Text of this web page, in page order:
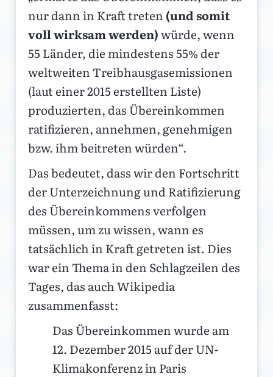
nur dann in Kraft treten (und somit
voll wirksam werden)würde, wenn
55 Länder, die mindestens 55% der
weltweiten Treibhausgasemissionen
(laut einer 2015 erstellten Liste)
produzierten, das Übereinkommen
ratifizieren, annehmen, genehmigen
bzw. ihm beitreten würden“.
Das bedeutet, dass wir den Fortschritt
der Unterzeichnung und Ratifizierung
des Übereinkommens verfolgen
müssen, um zu wissen, wann es
tatsächlich in Kraft getreten ist. Dies
war ein Thema in den Schlagzeilen des
Tages, das auch Wikipedia
zusammenfasst:
Das Übereinkommen wurde am
12. Dezember 2015 auf der UN-
Klimakonferenz in Paris